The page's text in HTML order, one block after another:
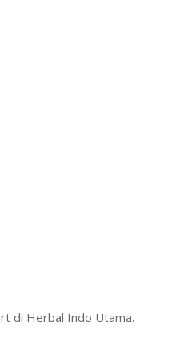
di Herbal Indo Utama.